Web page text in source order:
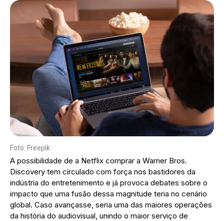
Foto: Freepik
A possibilidade de a Netflix comprar a Warner Bros.
Discovery tem circulado com força nos bastidores da
indústria do entretenimento e já provoca debates sobre o
impacto que uma fusão dessa magnitude teria no cenário
global. Caso avançasse, seria uma das maiores operações
da história do audiovisual, unindo o maior serviço de